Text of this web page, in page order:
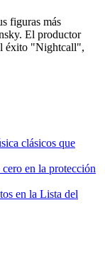
figuras más
El productor
éxito "Nightcall",
clásicos que
en la protección
en la Lista del